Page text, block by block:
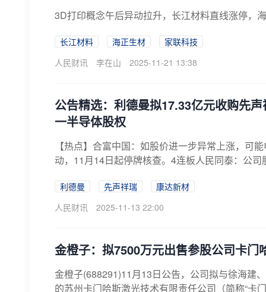
3D打印概念午后异动拉升，长江材料直线涨停，
长江材料 海正生材
家联科技
人民财讯
李在山 2025-11-21 13:38
公告精选：利德曼拟17.33亿元收购先
一半导体股权
【热点】合富中国：如股价进一步异常上涨，可
动，11月14日起停牌核查。4连板人民同泰：公
利德曼 先声祥瑞
康达新材
人民财讯
2025-11-13 22:00
金橙子：拟7500万元出售参股公司卡门
金橙子(688291)11月13日公告，公司拟与徐海建
的苏州卡门哈斯激光技术有限责任公司（简称“卡